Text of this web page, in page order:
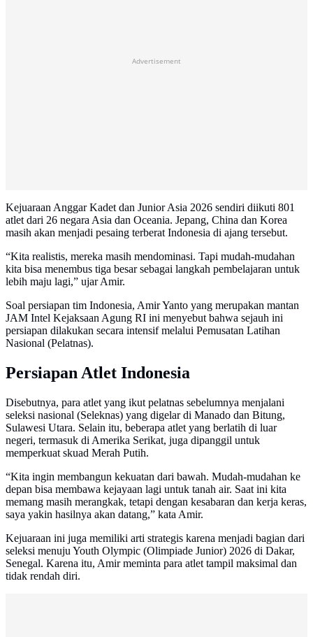
Advertisement
Kejuaraan Anggar Kadet dan Junior Asia 2026 sendiri diikuti 801
atlet dari 26 negara Asia dan Oceania. Jepang, China dan Korea
masih akan menjadi pesaing terberat Indonesia di ajang tersebut.
“Kita realistis, mereka masih mendominasi. Tapi mudah-mudahan
kita bisa menembus tiga besar sebagai langkah pembelajaran untuk
lebih maju lagi,” ujar Amir.
Soal persiapan tim Indonesia, Amir Yanto yang merupakan mantan
JAM Intel Kejaksaan Agung RI ini menyebut bahwa sejauh ini
persiapan dilakukan secara intensif melalui Pemusatan Latihan
Nasional (Pelatnas).
Persiapan Atlet Indonesia
Disebutnya, para atlet yang ikut pelatnas sebelumnya menjalani
seleksi nasional (Seleknas) yang digelar di Manado dan Bitung,
Sulawesi Utara. Selain itu, beberapa atlet yang berlatih di luar
negeri, termasuk di Amerika Serikat, juga dipanggil untuk
memperkuat skuad Merah Putih.
“Kita ingin membangun kekuatan dari bawah. Mudah-mudahan ke
depan bisa membawa kejayaan lagi untuk tanah air. Saat ini kita
memang masih merangkak, tetapi dengan kesabaran dan kerja keras,
saya yakin hasilnya akan datang,” kata Amir.
Kejuaraan ini juga memiliki arti strategis karena menjadi bagian dari
seleksi menuju Youth Olympic (Olimpiade Junior) 2026 di Dakar,
Senegal. Karena itu, Amir meminta para atlet tampil maksimal dan
tidak rendah diri.